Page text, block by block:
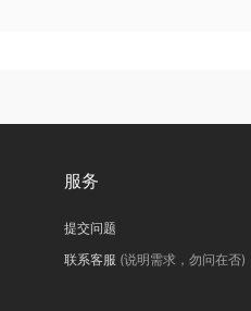
服务
提交问题
联系客服 (说明需求，勿问在否)